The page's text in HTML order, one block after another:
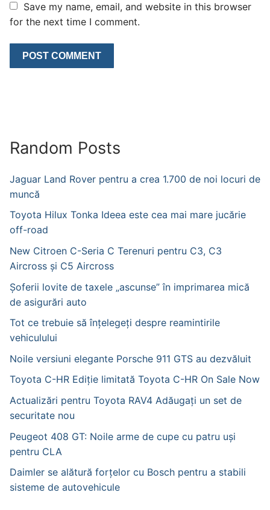
Save my name, email, and website in this browser
for the next time I comment.
Random Posts
Jaguar Land Rover pentru a crea 1.700 de noi locuri de
muncă
Toyota Hilux Tonka Ideea este cea mai mare jucărie
off-road
New Citroen C-Seria C Terenuri pentru C3, C3
Aircross și C5 Aircross
Șoferii lovite de taxele „ascunse” în imprimarea mică
de asigurări auto
Tot ce trebuie să înțelegeți despre reamintirile
vehiculului
Noile versiuni elegante Porsche 911 GTS au dezvăluit
Toyota C-HR Ediție limitată Toyota C-HR On Sale Now
Actualizări pentru Toyota RAV4 Adăugați un set de
securitate nou
Peugeot 408 GT: Noile arme de cupe cu patru uși
pentru CLA
Daimler se alătură forțelor cu Bosch pentru a stabili
sisteme de autovehicule